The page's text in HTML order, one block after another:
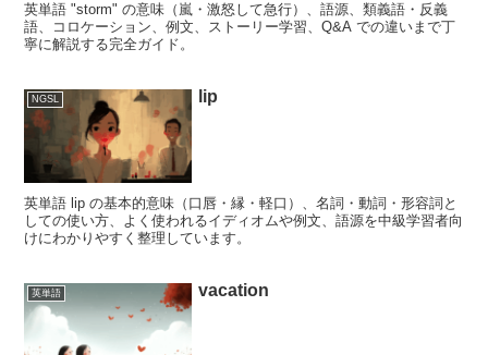
英単語 "storm" の意味（嵐・激怒して急行）、語源、類義語・反義
語、コロケーション、例文、ストーリー学習、Q&A での違いまで丁
寧に解説する完全ガイド。
NGSL lip
英単語 lip の基本的意味（口唇・縁・軽口）、名詞・動詞・形容詞と
しての使い方、よく使われるイディオムや例文、語源を中級学習者向
けにわかりやすく整理しています。
英単語 vacation